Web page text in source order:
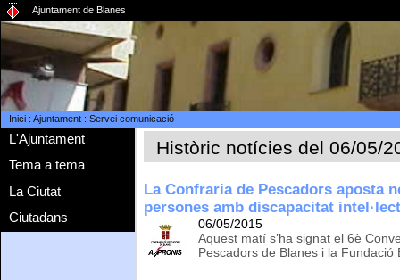
Ajuntament de Blanes
Inici: Ajuntament: Servei comunicació
L'Ajuntament
Tema a tema
La Ciutat
Ciutadans
Històric notícies del 06/05/
La Confraria de Pescadors aposta
persones amb discapacitat
06/05/2015
Aquest matí s’ha signat el 6è
Pescadors de Blanes i la Fundació